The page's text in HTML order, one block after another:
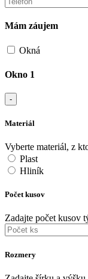
Mám záujem
Okná
Okno 1
-
Materiál
Vyberte materiál, z
Plast
Hliník
Počet kusov
Zadajte počet kusov
Rozmery